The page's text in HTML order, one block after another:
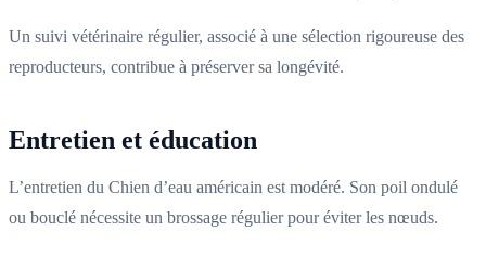
Un suivi vétérinaire régulier, associé à une sélection rigoureuse des
reproducteurs, contribue à préserver sa longévité.
Entretien et éducation
L’entretien du Chien d’eau américain est modéré. Son poil ondulé
ou bouclé nécessite un brossage régulier pour éviter les nœuds.